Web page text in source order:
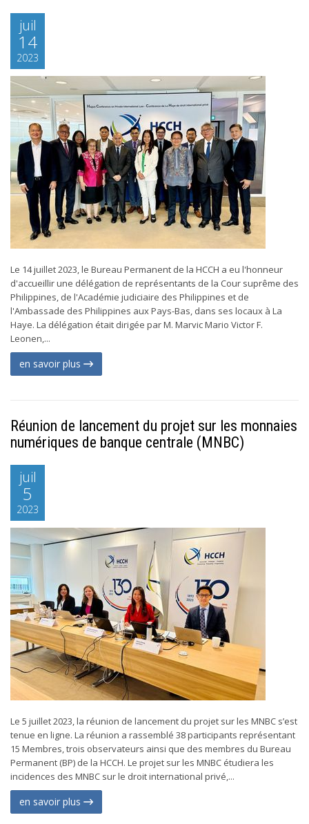
juil
14
2023
Le 14 juillet 2023, le Bureau Permanent de la HCCH a eu l'honneur
d'accueillir une délégation de représentants de la Cour suprême des
Philippines, de l'Académie judiciaire des Philippines et de
l'Ambassade des Philippines aux Pays-Bas, dans ses locaux à La
Haye. La délégation était dirigée par M. Marvic Mario Victor F.
Leonen,...
en savoir plus
Réunion de lancement du projet sur les monnaies
numériques de banque centrale (MNBC)
juil
5
2023
Le 5 juillet 2023, la réunion de lancement du projet sur les MNBC s’est
tenue en ligne. La réunion a rassemblé 38 participants représentant
15 Membres, trois observateurs ainsi que des membres du Bureau
Permanent (BP) de la HCCH. Le projet sur les MNBC étudiera les
incidences des MNBC sur le droit international privé,...
en savoir plus